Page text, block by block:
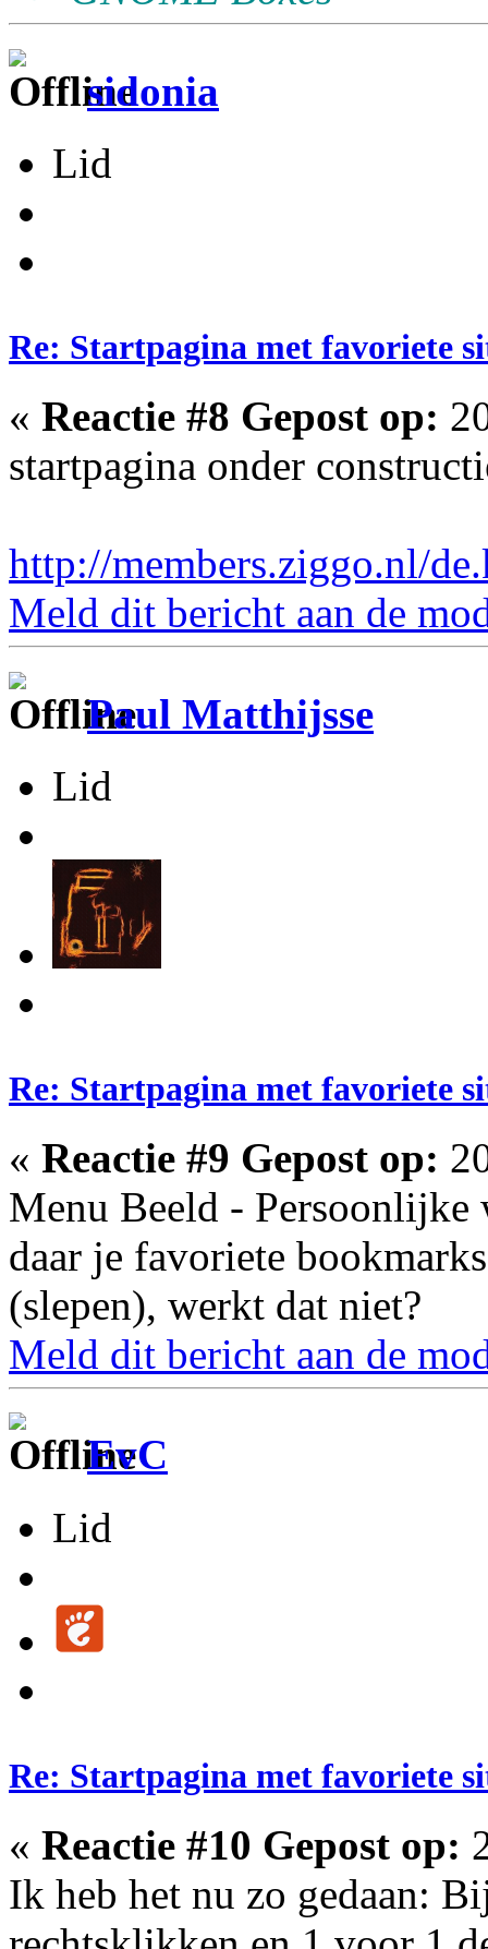
sidonia
Lid
Re: Startpagina met favoriete
« Reactie #8 Gepost op:
startpagina onder
http://members.ziggo.nl/
Meld dit bericht aan de
Paul Matthijsse
Lid
Re: Startpagina met favoriete
« Reactie #9 Gepost op:
Menu Beeld - Persoonlijke
daar je favoriete
(slepen), werkt dat niet?
Meld dit bericht aan de
EvC
Lid
Re: Startpagina met favoriete
« Reactie #10 Gepost op:
Ik heb het nu zo gedaan: